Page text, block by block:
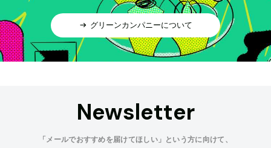
グリーンカンパニーについて
Newsletter
「メールでおすすめを届けてほしい」という方に向けて、